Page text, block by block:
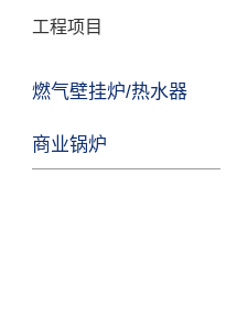
工程项目
燃气壁挂炉/热水器
商业锅炉